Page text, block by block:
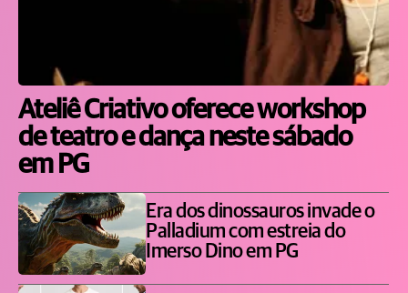
Ateliê Criativo oferece workshop
de teatro e dança neste sábado
em PG
Era dos dinossauros invade o
Palladium com estreia do
Imerso Dino em PG